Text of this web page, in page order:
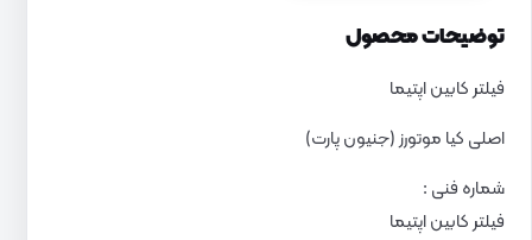
توضیحات محصول
فیلتر کابین اپتیما
اصلی کیا موتورز (جنیون پارت)
شماره فنی :
فیلتر کابین اپتیما